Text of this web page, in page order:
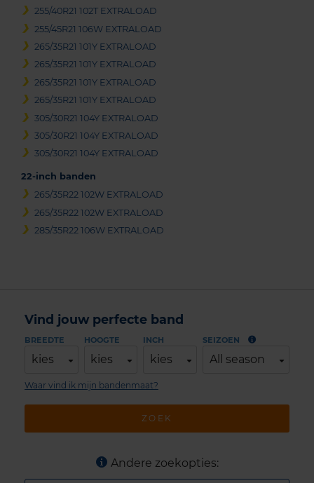
255/40R21 102T EXTRALOAD
255/45R21 106W EXTRALOAD
265/35R21 101Y EXTRALOAD
265/35R21 101Y EXTRALOAD
265/35R21 101Y EXTRALOAD
265/35R21 101Y EXTRALOAD
305/30R21 104Y EXTRALOAD
305/30R21 104Y EXTRALOAD
305/30R21 104Y EXTRALOAD
22-inch banden
265/35R22 102W EXTRALOAD
265/35R22 102W EXTRALOAD
285/35R22 106W EXTRALOAD
Vind jouw perfecte band
BREEDTE
kies
HOOGTE
kies
INCH
kies
SEIZOEN
All season
ZOEK
Waar vind ik mijn bandenmaat?
Andere zoekopties: